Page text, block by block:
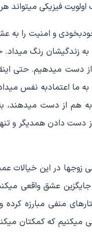
فیزیکی میتواند
خودبخودی و امنیت
به زندگیشان رنگ
از دست میدهیم. حتی
ما اعتمادبه نفس
هم از دست میدهند، به
دست دادن همدیگر و
در این خیالات
عشق واقعی
منفی مبارزه
میکنیم که کمکتان